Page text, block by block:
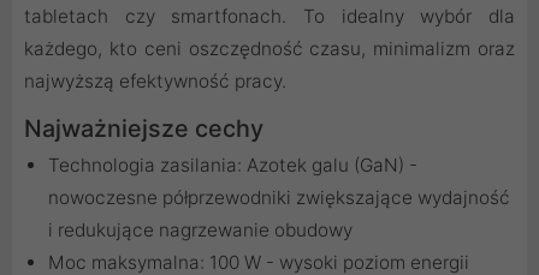
tabletach czy smartfonach. To idealny wybór dla
każdego, kto ceni oszczędność czasu, minimalizm oraz
najwyższą efektywność pracy.
Najważniejsze cechy
Technologia zasilania: Azotek galu (GaN) -
nowoczesne półprzewodniki zwiększające wydajność
i redukujące nagrzewanie obudowy
Moc maksymalna: 100 W - wysoki poziom energii